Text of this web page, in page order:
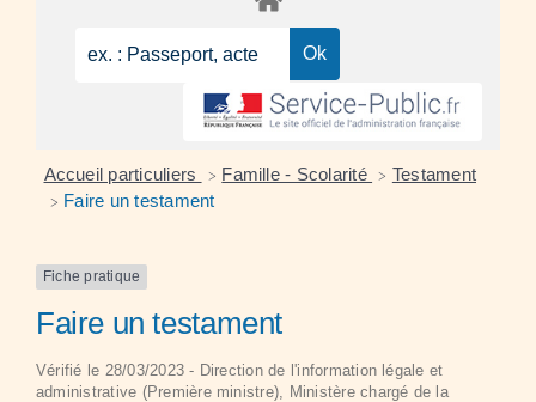
Accueil particuliers > Famille - Scolarité > Testament
> Faire un testament
Fiche pratique
Faire un testament
Vérifié le 28/03/2023 - Direction de l'information légale et
administrative (Première ministre), Ministère chargé de la